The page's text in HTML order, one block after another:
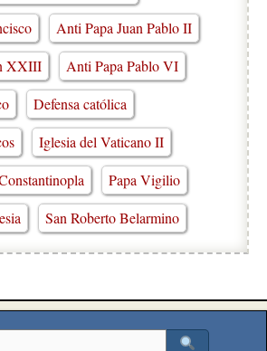
Anti Papa Juan Pablo II
XXIII
Anti Papa Pablo VI
Defensa católica
Iglesia del Vaticano II
Papa Vigilio
San Roberto Belarmino